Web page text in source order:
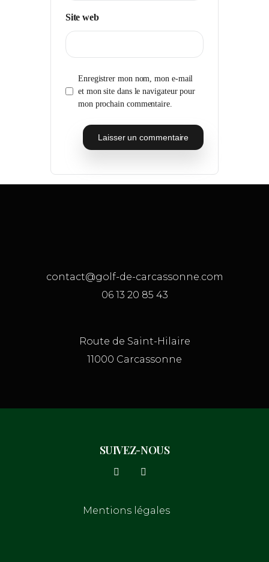
Site web
Enregistrer mon nom, mon e-mail
et mon site dans le navigateur pour
mon prochain commentaire.
contact@golf-de-carcassonne.com
06 13 20 85 43
Route de Saint-Hilaire
11000 Carcassonne
SUIVEZ-NOUS
Mentions légales